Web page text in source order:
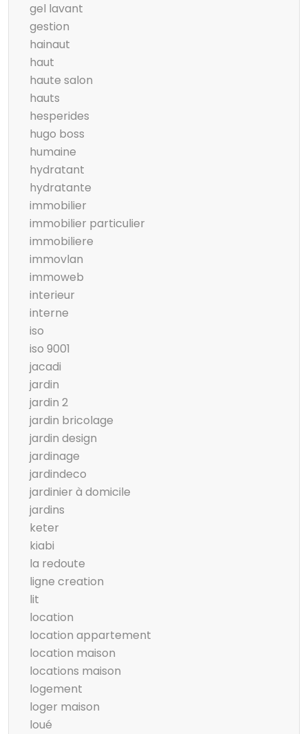
gel lavant
gestion
hainaut
haut
haute salon
hauts
hesperides
hugo boss
humaine
hydratant
hydratante
immobilier
immobilier particulier
immobiliere
immovlan
immoweb
interieur
interne
iso
iso 9001
jacadi
jardin
jardin 2
jardin bricolage
jardin design
jardinage
jardindeco
jardinier à domicile
jardins
keter
kiabi
la redoute
ligne creation
lit
location
location appartement
location maison
locations maison
logement
loger maison
loué